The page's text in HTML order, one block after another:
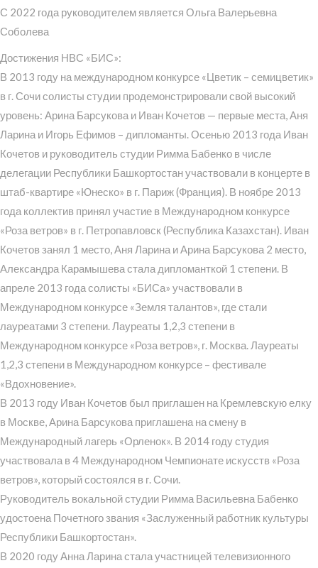
С 2022 года руководителем является Ольга Валерьевна
Соболева
Достижения НВС «БИС»:
В 2013 году на международном конкурсе «Цветик – семицветик»
в г. Сочи солисты студии продемонстрировали свой высокий
уровень: Арина Барсукова и Иван Кочетов — первые места, Аня
Ларина и Игорь Ефимов – дипломанты. Осенью 2013 года Иван
Кочетов и руководитель студии Римма Бабенко в числе
делегации Республики Башкортостан участвовали в концерте в
штаб-квартире «Юнеско» в г. Париж (Франция). В ноябре 2013
года коллектив принял участие в Международном конкурсе
«Роза ветров» в г. Петропавловск (Республика Казахстан). Иван
Кочетов занял 1 место, Аня Ларина и Арина Барсукова 2 место,
Александра Карамышева стала дипломанткой 1 степени. В
апреле 2013 года солисты «БИСа» участвовали в
Международном конкурсе «Земля талантов», где стали
лауреатами 3 степени. Лауреаты 1,2,3 степени в
Международном конкурсе «Роза ветров», г. Москва. Лауреаты
1,2,3 степени в Международном конкурсе – фестивале
«Вдохновение».
В 2013 году Иван Кочетов был приглашен на Кремлевскую елку
в Москве, Арина Барсукова приглашена на смену в
Международный лагерь «Орленок». В 2014 году студия
участвовала в 4 Международном Чемпионате искусств «Роза
ветров», который состоялся в г. Сочи.
Руководитель вокальной студии Римма Васильевна Бабенко
удостоена Почетного звания «Заслуженный работник культуры
Республики Башкортостан».
В 2020 году Анна Ларина стала участницей телевизионного